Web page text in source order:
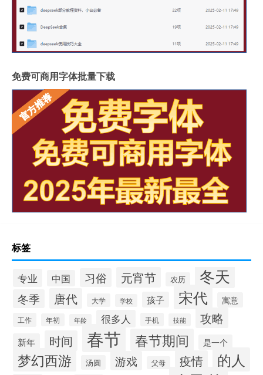
免费可商用字体批量下载
标签
专业 中国 习俗 元宵节 农历 冬天
冬季 唐代 大学 学校 孩子 宋代 寓意
工作 年初 年龄 很多人 手机 技能 攻略
新年 时间 春节 春节期间 是一个
梦幻西游 汤圆 游戏 父母 疫情 的人